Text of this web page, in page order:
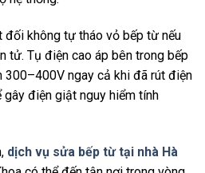
đối không tự tháo vỏ bếp từ nếu
tử. Tụ điện cao áp bên trong bếp
ngay cả khi đã rút điện
điện giật nguy hiểm tính
dịch vụ sửa bếp từ tại nhà Hà